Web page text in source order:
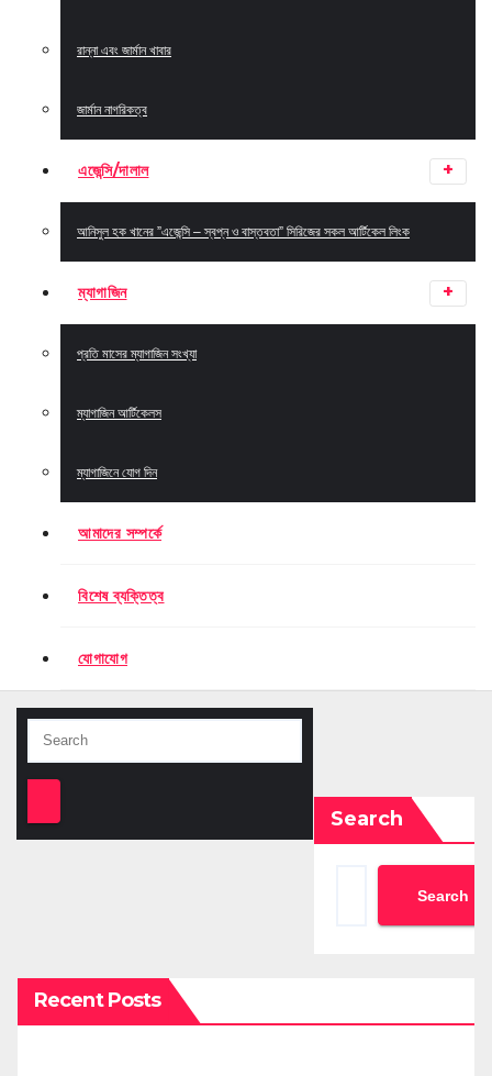
রান্না এবং জার্মান খাবার
জার্মান নাগরিকত্ব
এজেন্সি/দালাল
আনিসুল হক খানের ”এজেন্সি – স্বপ্ন ও বাস্তবতা” সিরিজের সকল আর্টিকেল লিংক
ম্যাগাজিন
প্রতি মাসের ম্যাগাজিন সংখ্যা
ম্যাগাজিন আর্টিকেলস
ম্যাগাজিনে যোগ দিন
আমাদের সম্পর্কে
বিশেষ ব্যক্তিত্ব
যোগাযোগ
Search
Search
Recent Posts